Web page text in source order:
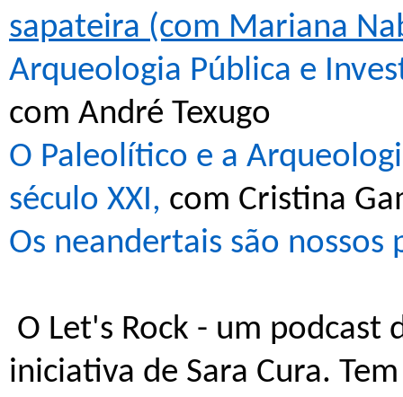
sapateira (com Mariana
Arqueologia Pública e
com André Texugo
O Paleolítico e a
século XXI, com Cristina
Os neandertais são nossos
O Let's Rock - um podcast
iniciativa de Sara Cura.